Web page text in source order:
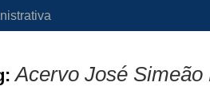
Acervo José Simeão